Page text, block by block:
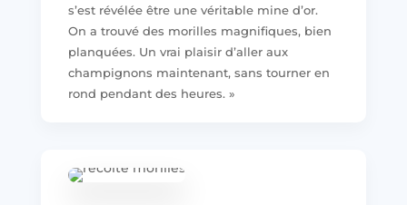
s’est révélée être une véritable mine d’or.
On a trouvé des morilles magnifiques, bien
planquées. Un vrai plaisir d’aller aux
champignons maintenant, sans tourner en
rond pendant des heures. »